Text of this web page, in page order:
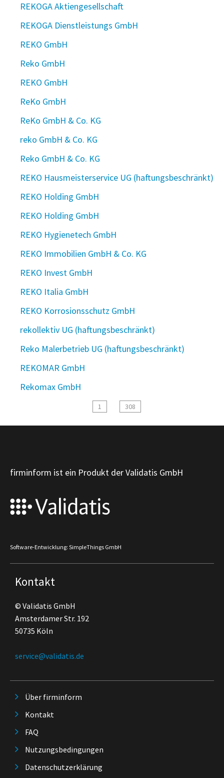
REKOGA Aktiengesellschaft
REKOGA Dienstleistungs GmbH
REKO GmbH
Reko GmbH
REKO GmbH
ReKo GmbH
ReKo GmbH & Co. KG
reko GmbH & Co. KG
Reko GmbH & Co. KG
REKO Hausmeisterservice UG (haftungsbeschränkt)
REKO Holding GmbH
REKO Holding GmbH
REKO Hygienetech GmbH
REKO Immobilien GmbH & Co. KG
REKO Invest GmbH
REKO Italia GmbH
REKO Korrosionsschutz GmbH
rekollektiv UG (haftungsbeschränkt)
Reko Malerbetrieb UG (haftungsbeschränkt)
REKOMAR GmbH
Rekomax GmbH
1 308
firminform ist ein Produkt der Validatis GmbH
Software-Entwicklung: SimpleThings GmbH
Kontakt
© Validatis GmbH
Amsterdamer Str. 192
50735 Köln
service@validatis.de
Über firminform
Kontakt
FAQ
Nutzungsbedingungen
Datenschutzerklärung